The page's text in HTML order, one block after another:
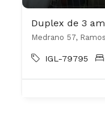
Duplex de 3
Medrano 57,
IGL-79795